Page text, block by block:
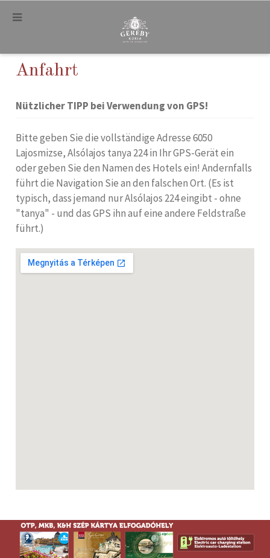
.
Anfahrt
Nützlicher TIPP bei Verwendung von GPS!
Bitte geben Sie die vollständige Adresse 6050
Lajosmizse, Alsólajos tanya 224 in Ihr GPS-Gerät ein
oder geben Sie den Namen des Hotels ein! Andernfalls
führt die Navigation Sie an den falschen Ort. (Es ist
typisch, dass jemand nur Alsólajos 224 eingibt - ohne
"tanya" - und das GPS ihn auf eine andere Feldstraße
führt.)